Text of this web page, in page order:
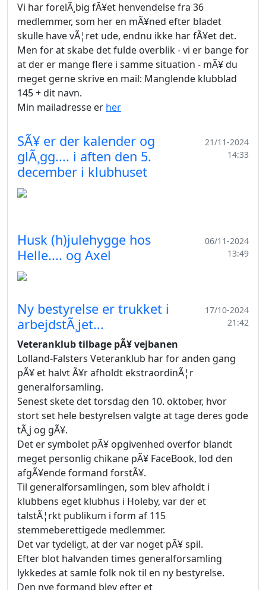
Vi har forelÃ¸big fÃ¥et henvendelse fra 36
medlemmer, som her en mÃ¥ned efter bladet
skulle have vÃ¦ret ude, endnu ikke har fÃ¥et det.
Men for at skabe det fulde overblik - vi er bange for
at der er mange flere i samme situation - mÃ¥ du
meget gerne skrive en mail: Manglende klubblad
145 + dit navn.
Min mailadresse er her
SÃ¥ er der kalender og
glÃ¸gg.... i aften den 5.
december i klubhuset
21/11-2024
14:33
Husk (h)julehygge hos
Helle.... og Axel
06/11-2024
13:49
Ny bestyrelse er trukket i
arbejdstÃ¸jet...
17/10-2024
21:42
Veteranklub tilbage pÃ¥ vejbanen
Lolland-Falsters Veteranklub har for anden gang
pÃ¥ et halvt Ã¥r afholdt ekstraordinÃ¦r
generalforsamling.
Senest skete det torsdag den 10. oktober, hvor
stort set hele bestyrelsen valgte at tage deres gode
tÃ¸j og gÃ¥.
Det er symbolet pÃ¥ opgivenhed overfor blandt
meget personlig chikane pÃ¥ FaceBook, lod den
afgÃ¥ende formand forstÃ¥.
Til generalforsamlingen, som blev afholdt i
klubbens eget klubhus i Holeby, var der et
talstÃ¦rkt publikum i form af 115
stemmeberettigede medlemmer.
Det var tydeligt, at der var noget pÃ¥ spil.
Efter blot halvanden times generalforsamling
lykkedes at samle folk nok til en ny bestyrelse.
Den nye formand blev efter et